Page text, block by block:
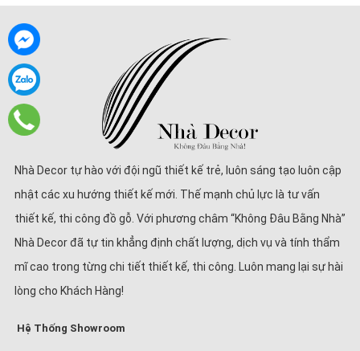
Nhà Decor tự hào với đội ngũ thiết kế trẻ, luôn sáng tạo luôn cập
nhật các xu hướng thiết kế mới. Thế mạnh chủ lực là tư vấn
thiết kế, thi công đồ gỗ. Với phương châm “Không Đâu Bằng Nhà”
Nhà Decor đã tự tin khẳng định chất lượng, dịch vụ và tính thẩm
mĩ cao trong từng chi tiết thiết kế, thi công. Luôn mang lại sự hài
lòng cho Khách Hàng!
Hệ Thống Showroom